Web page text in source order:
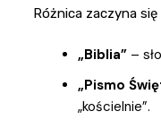
Różnica zaczyna
„Biblia” –
„Pismo
„kościelnie”.